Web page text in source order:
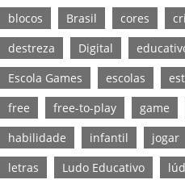
blocos
Brasil cores
destreza
Digital
Escola Games
escolas
free
free-to-play game
habilidade
infantil jogar
letras
Ludo Educativo